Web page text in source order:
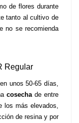
de flores durante
tanto al cultivo de
no se recomienda
Regular
unos 50-65 días,
cosecha
los más elevados,
de resina y por